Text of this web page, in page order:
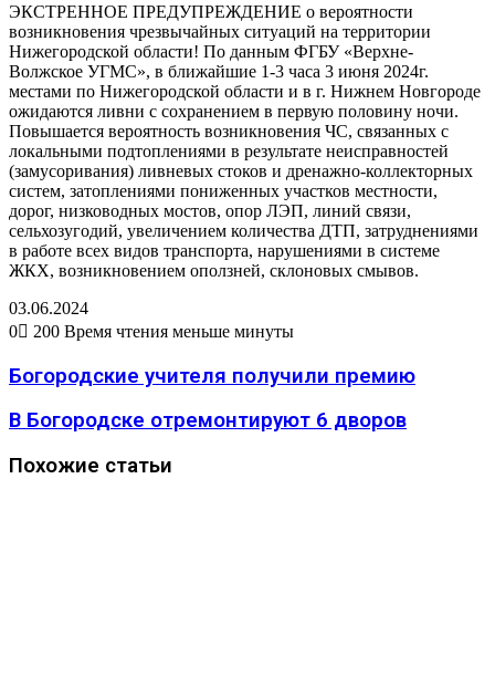
ЭКСТРЕННОЕ ПРЕДУПРЕЖДЕНИЕ о вероятности
возникновения чрезвычайных ситуаций на территории
Нижегородской области! По данным ФГБУ «Верхне-
Волжское УГМС», в ближайшие 1-3 часа 3 июня 2024г.
местами по Нижегородской области и в г. Нижнем Новгороде
ожидаются ливни с сохранением в первую половину ночи.
Повышается вероятность возникновения ЧС, связанных с
локальными подтоплениями в результате неисправностей
(замусоривания) ливневых стоков и дренажно-коллекторных
систем, затоплениями пониженных участков местности,
дорог, низководных мостов, опор ЛЭП, линий связи,
сельхозугодий, увеличением количества ДТП, затруднениями
в работе всех видов транспорта, нарушениями в системе
ЖКХ, возникновением оползней, склоновых смывов.
03.06.2024
0
200 Время чтения меньше минуты
Богородские учителя получили премию
В Богородске отремонтируют 6 дворов
Похожие статьи